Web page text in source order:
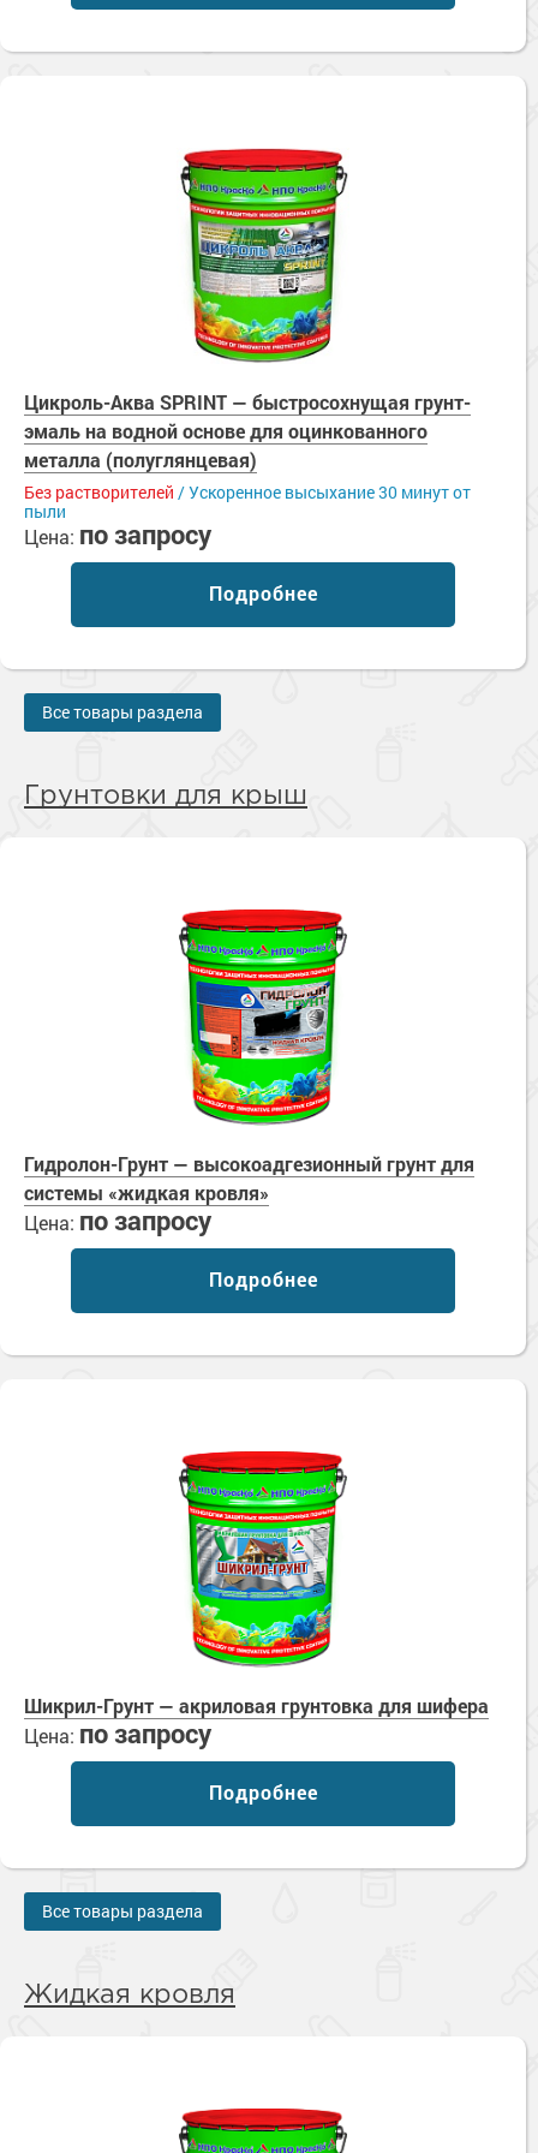
Сопутствующие товары
Морозостойкие краски для металла
Морозостойкие краски для фасада
Цикроль-Аква SPRINT — быстросохнущая грунт-
эмаль на водной основе для оцинкованного
металла (полуглянцевая)
Без растворителей / Ускоренное высыхание 30 минут от
пыли
Цена: по запросу
Подробнее
Все товары раздела
Грунтовки для крыш
Гидролон-Грунт — высокоадгезионный грунт для
системы «жидкая кровля»
Цена: по запросу
Подробнее
Шикрил-Грунт — акриловая грунтовка для шифера
Цена: по запросу
Подробнее
Все товары раздела
Жидкая кровля